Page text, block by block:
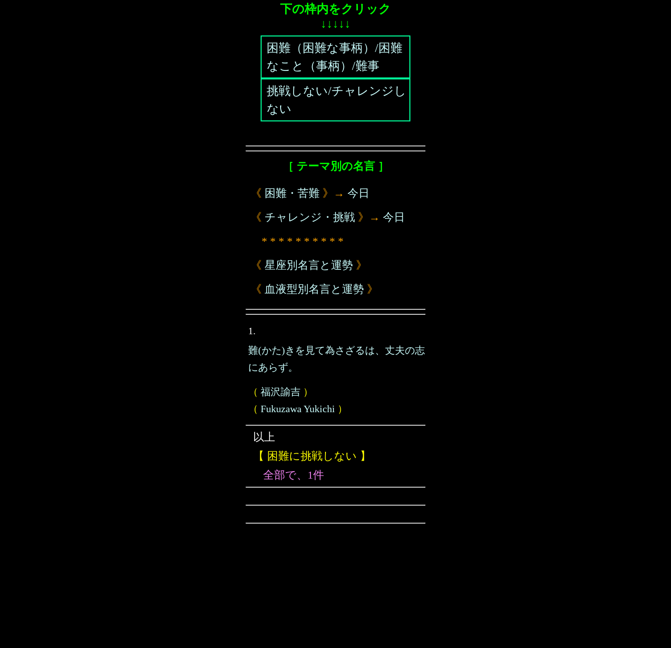
下の枠内をクリック
↓↓↓↓↓
困難（困難な事柄）/困難
なこと（事柄）/難事
挑戦しない/チャレンジし
ない
［ テーマ別の名言 ］
《 困難・苦難 》→ 今日
《 チャレンジ・挑戦 》→ 今日
* * * * * * * * * *
《 星座別名言と運勢 》
《 血液型別名言と運勢 》
1.
難(かた)きを見て為さざるは、丈夫の志
にあらず。
（ 福沢諭吉 ）
（ Fukuzawa Yukichi ）
以上
【 困難に挑戦しない 】
全部で、1件